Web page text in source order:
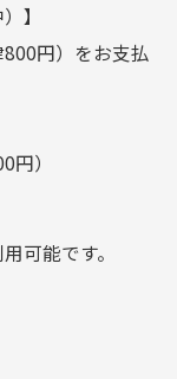
）
】
円）をお支払
）
可能です。